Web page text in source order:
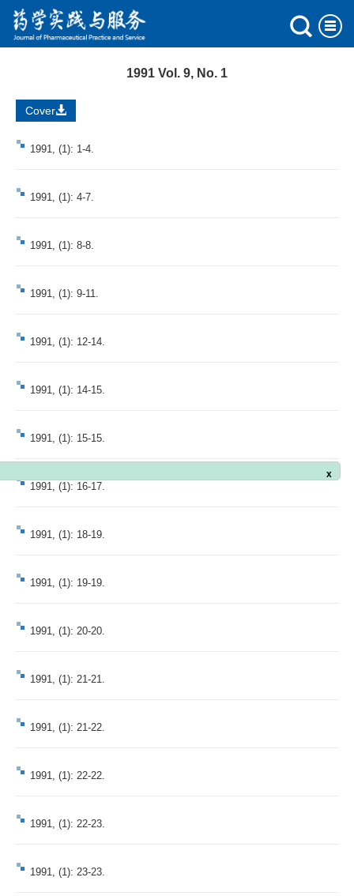
x
1991 Vol. 9, No. 1
Cover
1991, (1): 1-4.
1991, (1): 4-7.
1991, (1): 8-8.
1991, (1): 9-11.
1991, (1): 12-14.
1991, (1): 14-15.
1991, (1): 15-15.
1991, (1): 16-17.
1991, (1): 18-19.
1991, (1): 19-19.
1991, (1): 20-20.
1991, (1): 21-21.
1991, (1): 21-22.
1991, (1): 22-22.
1991, (1): 22-23.
1991, (1): 23-23.